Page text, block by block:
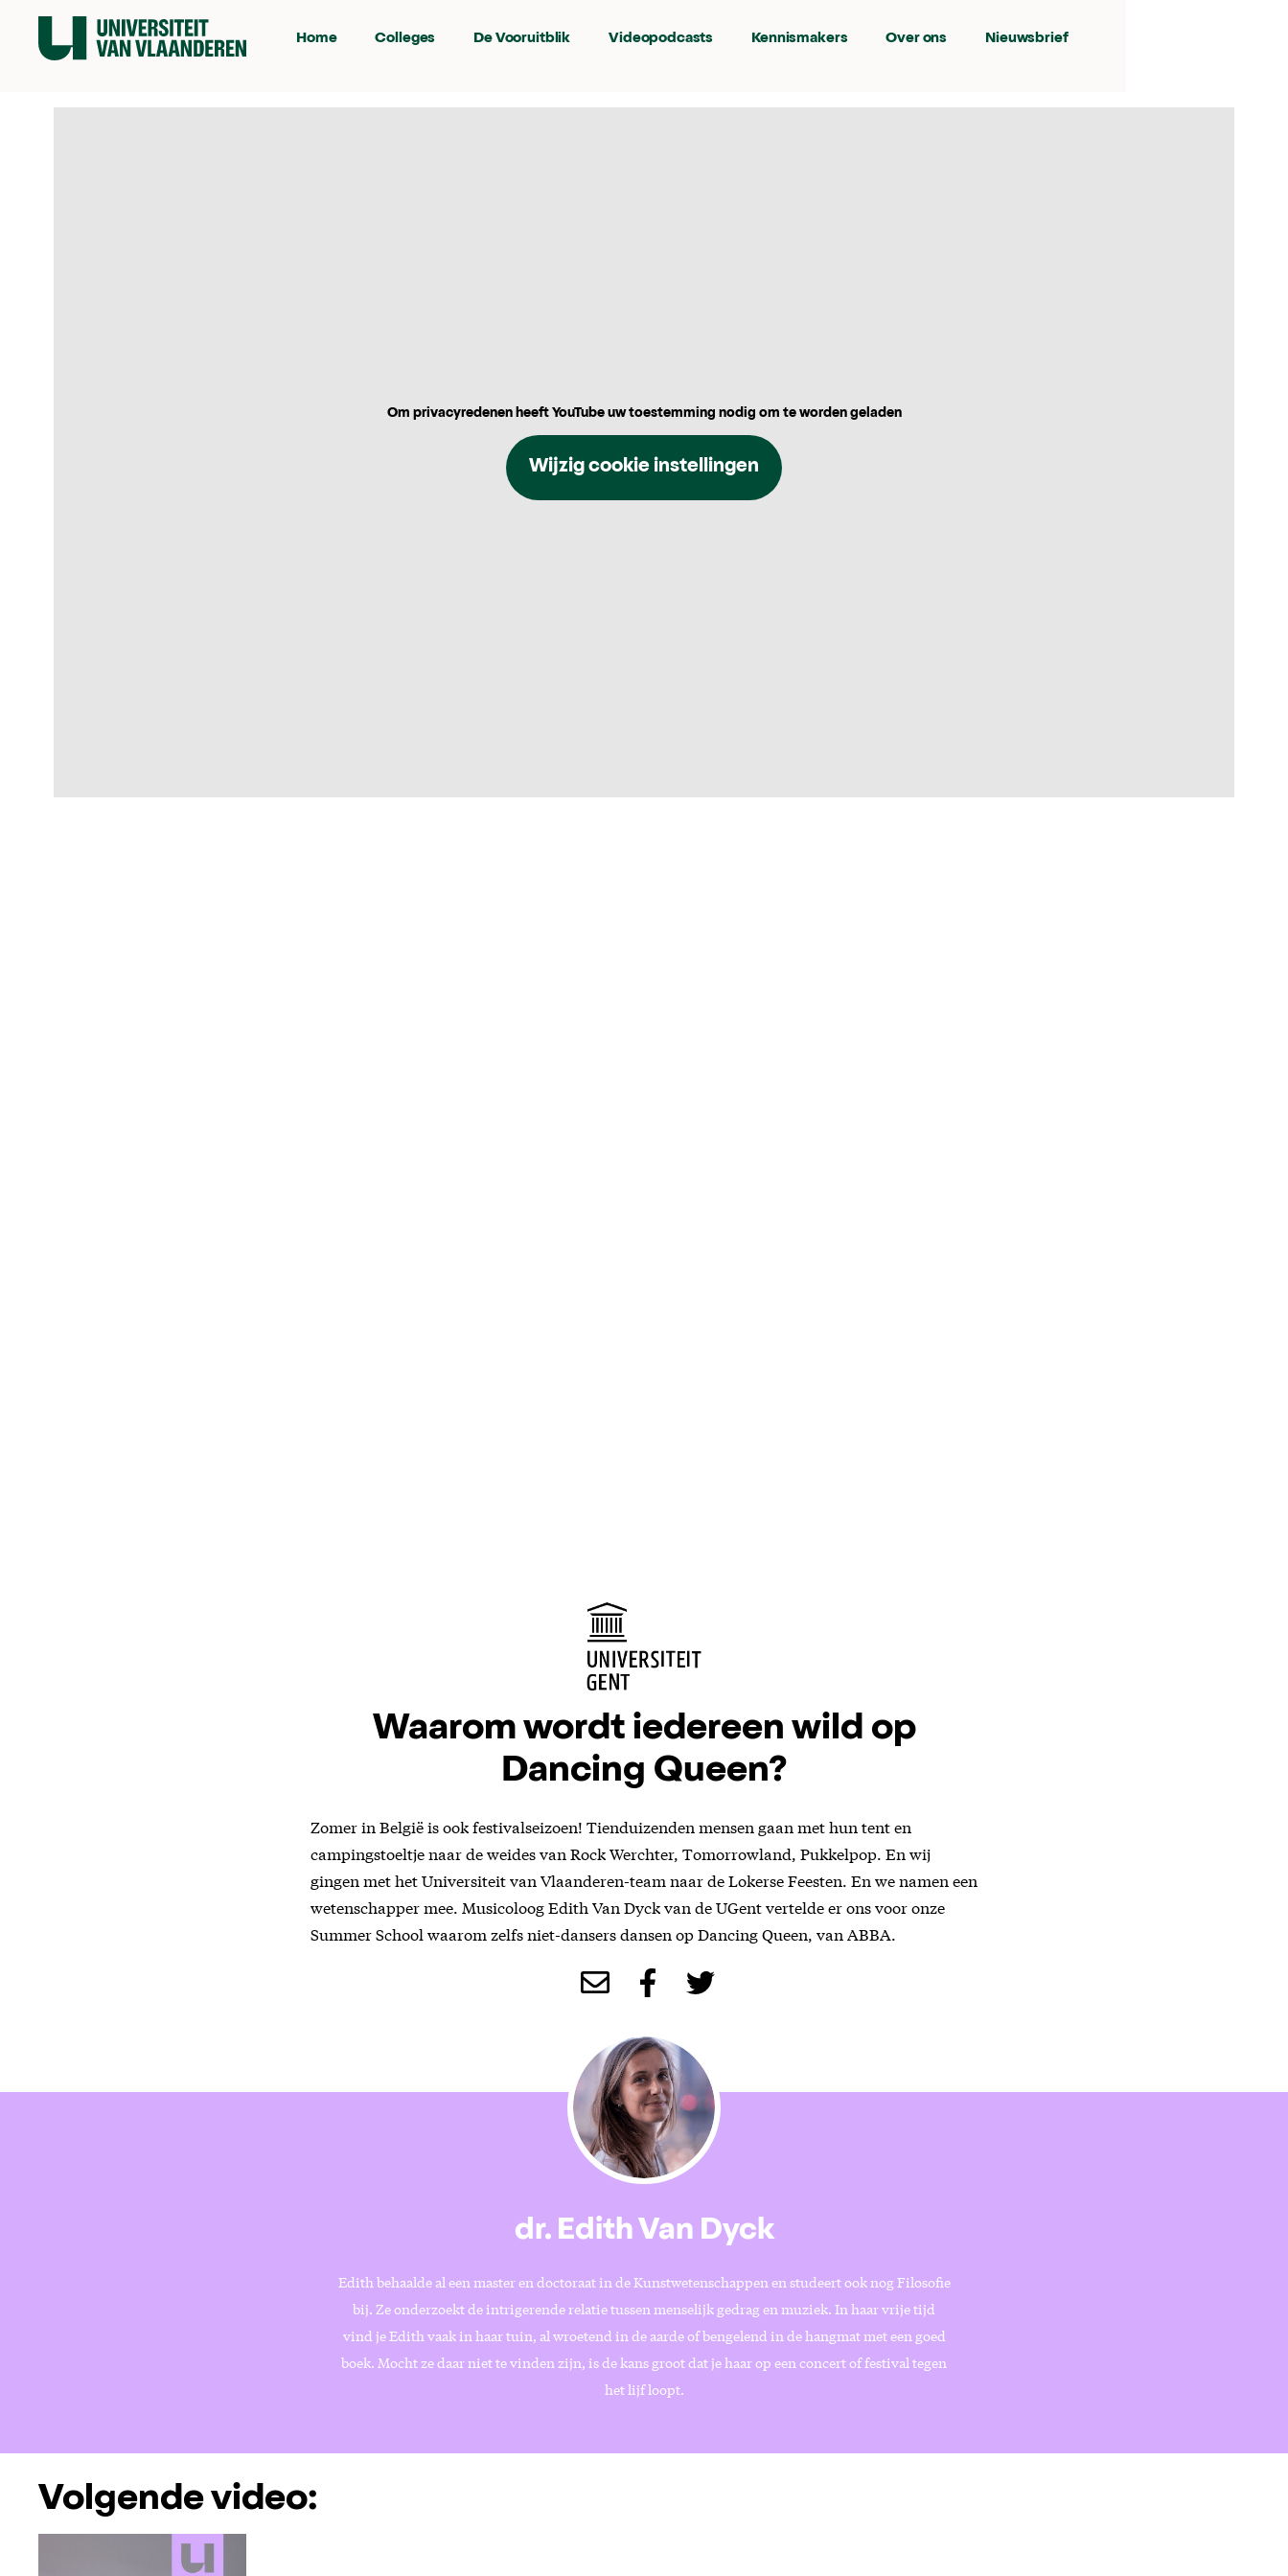
Home Colleges De Vooruitblik Videopodcasts Kennismakers Over ons Nieuwsbrief
Om privacyredenen heeft YouTube uw toestemming nodig om te worden geladen
Wijzig cookie instellingen
Waarom wordt iedereen wild op
Dancing Queen?
Zomer in België is ook festivalseizoen! Tienduizenden mensen gaan met hun tent en
campingstoeltje naar de weides van Rock Werchter, Tomorrowland, Pukkelpop. En wij
gingen met het Universiteit van Vlaanderen-team naar de Lokerse Feesten. En we namen een
wetenschapper mee. Musicoloog Edith Van Dyck van de UGent vertelde er ons voor onze
Summer School waarom zelfs niet-dansers dansen op Dancing Queen, van ABBA.
dr. Edith Van Dyck
Edith behaalde al een master en doctoraat in de Kunstwetenschappen en studeert ook nog Filosofie
bij. Ze onderzoekt de intrigerende relatie tussen menselijk gedrag en muziek. In haar vrije tijd
vind je Edith vaak in haar tuin, al wroetend in de aarde of bengelend in de hangmat met een goed
boek. Mocht ze daar niet te vinden zijn, is de kans groot dat je haar op een concert of festival tegen
het lijf loopt.
Volgende video: